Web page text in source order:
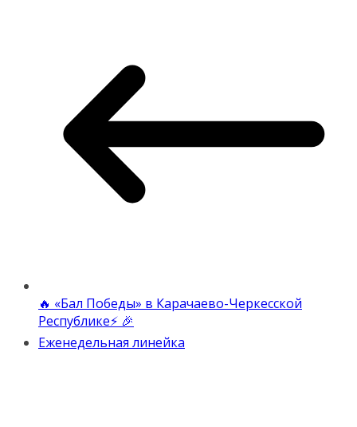
🔥 «Бал Победы» в Карачаево-Черкесской
Республике⚡️ 🎉
Еженедельная линейка